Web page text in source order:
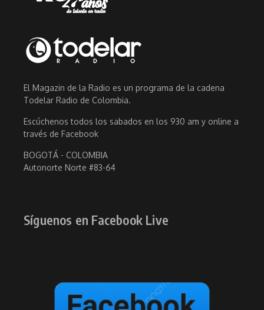
El Magazin de la Radio es un programa de la cadena
Todelar Radio de Colombia.
Escúchenos todos los sabados en los 930 am y online a
través de Facebook
BOGOTÁ - COLOMBIA
Autonorte Norte #83-64
Síguenos en Facebook Live